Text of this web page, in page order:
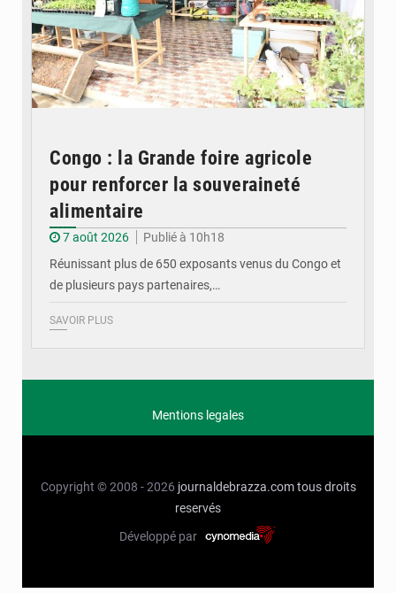
Congo : la Grande foire agricole
pour renforcer la souveraineté
alimentaire
7 août 2026
Publié à 10h18
Réunissant plus de 650 exposants venus du Congo et
de plusieurs pays partenaires,…
SAVOIR PLUS
Mentions legales
Copyright © 2008 - 2026 journaldebrazza.com tous droits
reservés
Développé par